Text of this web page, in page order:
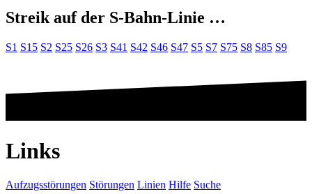
Streik auf der S-Bahn-Linie …
S1 S15 S2 S25 S26 S3 S41 S42 S46 S47 S5 S7 S75 S8 S85 S9
Links
Aufzugsstörungen Störungen Linien Hilfe Suche